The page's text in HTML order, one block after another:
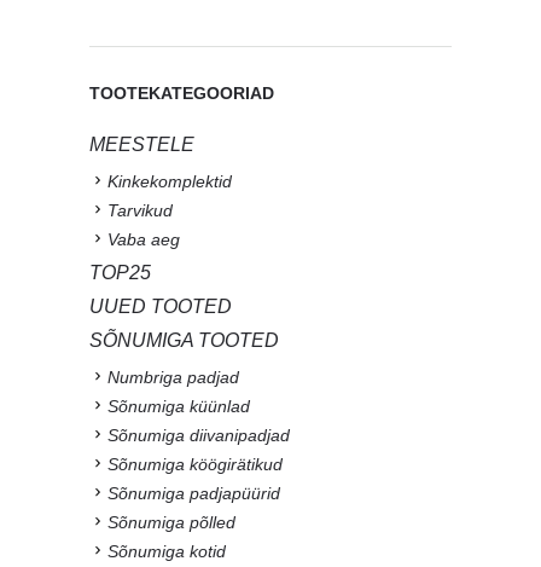
TOOTEKATEGOORIAD
MEESTELE
Kinkekomplektid
Tarvikud
Vaba aeg
TOP25
UUED TOOTED
SÕNUMIGA TOOTED
Numbriga padjad
Sõnumiga küünlad
Sõnumiga diivanipadjad
Sõnumiga köögirätikud
Sõnumiga padjapüürid
Sõnumiga põlled
Sõnumiga kotid